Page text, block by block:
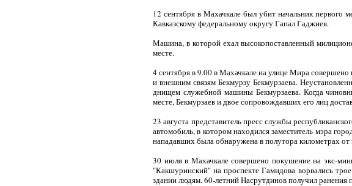
12 сентября в Махачкале был убит начальник
Кавказскому федеральному округу Гапал Гаджиев.
Машина, в которой ехал высокопоставленный
месте.
4 сентября в 9.00 в Махачкале на улице Мира
и внешним связям Бекмурзу Бекмурзаева.
днищем служебной машины Бекмурзаева. Когда
месте, Бекмурзаев и двое сопровождавших его лиц
23 августа представитель пресс службы
автомобиль, в котором находился заместитель мэра
нападавших была обнаружена в полутора километрах от
30 июля в Махачкале совершено покушение на экс-
"Какшуринский" на проспекте Гамидова ворвались
здании людям. 60-летний Насрутдинов получил ранения